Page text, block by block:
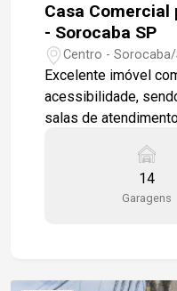
Casa Comercial
- Sorocaba SP
Centro - Sorocaba/
Excelente imóvel
acessibilidade,
salas de
disposição para te atender.
mais informações
14
Garagens